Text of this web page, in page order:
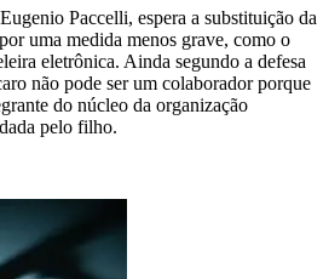
Paccelli, espera a substituição da
uma medida menos grave, como o
eletrônica. Ainda segundo a defesa
não pode ser um colaborador porque
do núcleo da organização
pelo filho.